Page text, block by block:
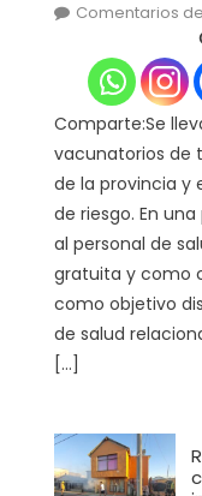
Comentarios
Comparte:Se
vacunatorios de
de la provincia y
de riesgo. En
al personal de
gratuita y como
como objetivo
de salud
[…]